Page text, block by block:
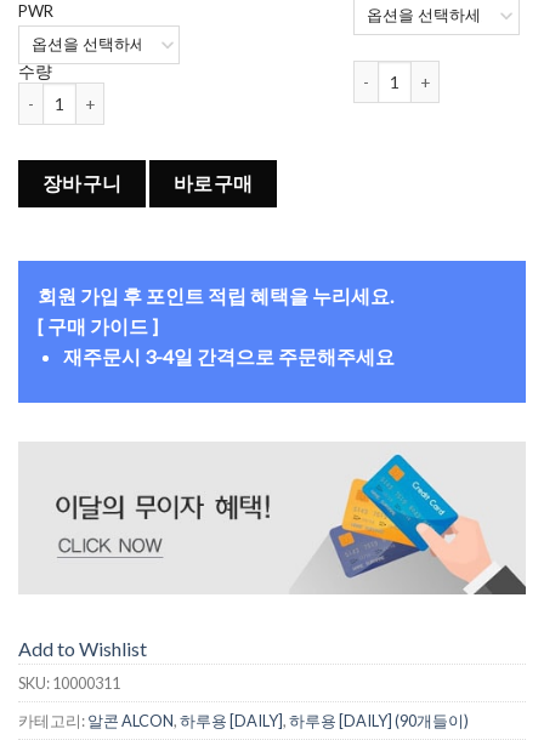
PWR
수량
데일리스 토탈원 워터렌즈 (강소라 렌즈) (90개들이) 수량
장바구니 바로구매
회원 가입 후 포인트 적립 혜택을 누리세요.
[ 구매 가이드 ]
재주문시 3-4일 간격으로 주문해주세요
Add to Wishlist
SKU:10000311
카테고리:알콘 ALCON,하루용 [DAILY],하루용 [DAILY] (90개들이)